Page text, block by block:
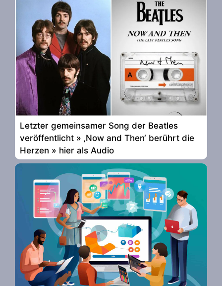
Letzter gemeinsamer Song der Beatles
veröffentlicht » ‚Now and Then‘ berührt die
Herzen » hier als Audio